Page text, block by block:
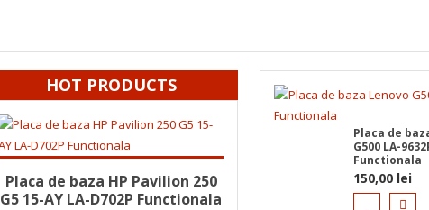
HOT PRODUCTS
Adaugă în coș 125,00lei
Placa de baza HP Pavilion 250
G5 15-AY LA-D702P Functionala
Placa de
G500 LA-
Functionala
150,00 lei